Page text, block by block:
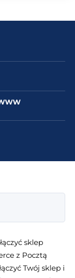
sklep
z Pocztą
Twój sklep i